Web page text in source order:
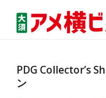
PDG Collector’s
ン